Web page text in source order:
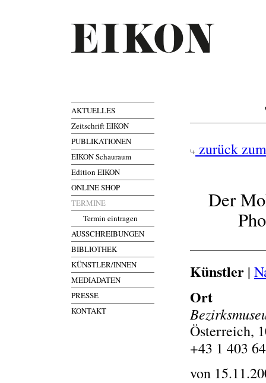
AKTUELLES
Zeitschrift EIKON
PUBLIKATIONEN
EIKON Schauraum
Edition EIKON
ONLINE SHOP
TERMINE
Termin eintragen
AUSSCHREIBUNGEN
BIBLIOTHEK
KÜNSTLER/INNEN
MEDIADATEN
PRESSE
KONTAKT
zurück
Der
Künstler |
Ort
Österreich,
+43 1 403
von